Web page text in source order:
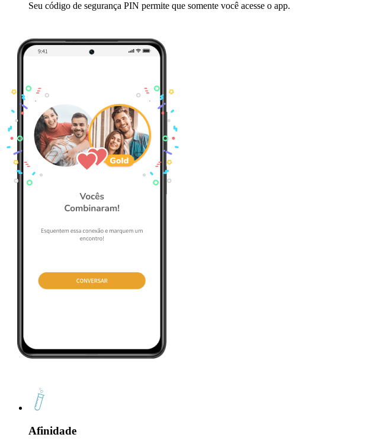
Seu código de segurança PIN permite que somente você acesse o app.
Afinidade